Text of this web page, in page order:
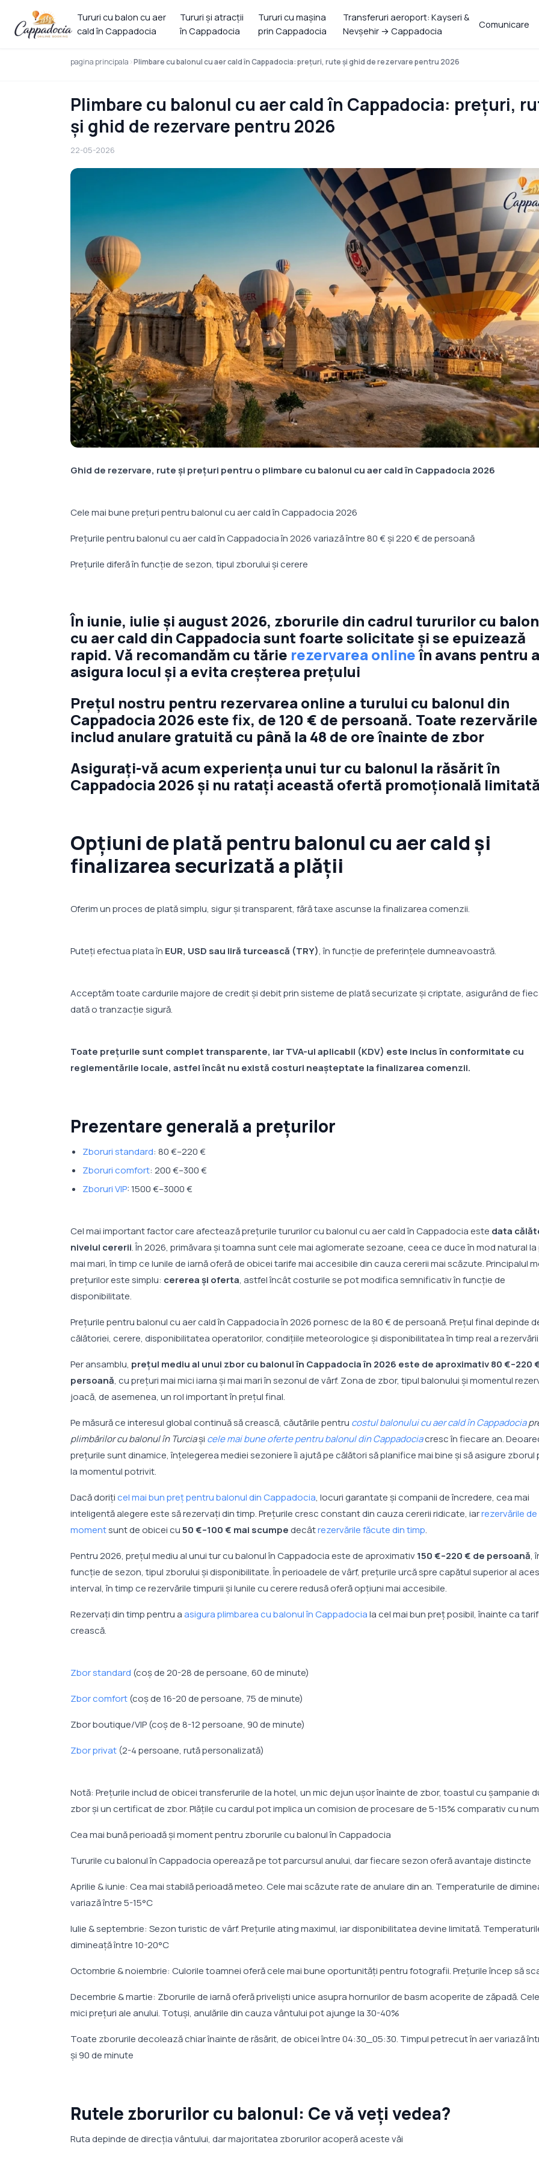
Tururi cu balon cu aer
cald în Cappadocia
Tururi și atracții
în Cappadocia
Tururi cu mașina
prin Cappadocia
Transferuri aeroport: Kayseri &
Nevşehir → Cappadocia
Comunicare
pagina principala Plimbare cu balonul cu aer cald în Cappadocia: prețuri, rute și ghid de rezervare pentru 2026
Plimbare cu balonul cu aer cald în Cappadocia: prețuri,
și ghid de rezervare pentru 2026
22-05-2026
Ghid de rezervare, rute și prețuri pentru o plimbare cu balonul cu aer cald în Cappadocia 2026
Cele mai bune prețuri pentru balonul cu aer cald în Cappadocia 2026
Prețurile pentru balonul cu aer cald în Cappadocia în 2026 variază între 80 € și 220 € de persoană
Prețurile diferă în funcție de sezon, tipul zborului și cerere
În iunie, iulie și august 2026, zborurile din cadrul tururilor cu
cu aer cald din Cappadocia sunt foarte solicitate și se epuizează
rapid. Vă recomandăm cu tărie rezervarea onlineîn avans pentru
asigura locul și a evita creșterea prețului
Prețul nostru pentru rezervarea online a turului cu balonul din
Cappadocia 2026 este fix, de 120 € de persoană. Toate rezervările
includ anulare gratuită cu până la 48 de ore înainte de zbor
Asigurați-vă acum experiența unui tur cu balonul la răsărit în
Cappadocia 2026 și nu ratați această ofertă promoțională
Opțiuni de plată pentru balonul cu aer cald și
finalizarea securizată a plății
Oferim un proces de plată simplu, sigur și transparent, fără taxe ascunse la finalizarea comenzii.
Puteți efectua plata în EUR, USD sau liră turcească (TRY), în funcție de preferințele dumneavoastră.
Acceptăm toate cardurile majore de credit și debit prin sisteme de plată securizate și criptate, asigurând de
dată o tranzacție sigură.
Toate prețurile sunt complet transparente, iar TVA-ul aplicabil (KDV) este inclus în conformitate cu
reglementările locale, astfel încât nu există costuri neașteptate la finalizarea comenzii.
Prezentare generală a prețurilor
Zboruri standard: 80 €–220 €
Zboruri comfort: 200 €–300 €
Zboruri VIP: 1500 €–3000 €
Cel mai important factor care afectează prețurile tururilor cu balonul cu aer cald în Cappadocia este data
nivelul cererii. În 2026, primăvara și toamna sunt cele mai aglomerate sezoane, ceea ce duce în mod natural
mai mari, în timp ce lunile de iarnă oferă de obicei tarife mai accesibile din cauza cererii mai scăzute. Principalul
prețurilor este simplu: cererea și oferta, astfel încât costurile se pot modifica semnificativ în funcție de
disponibilitate.
Prețurile pentru balonul cu aer cald în Cappadocia în 2026 pornesc de la 80 € de persoană. Prețul final depinde
călătoriei, cerere, disponibilitatea operatorilor, condițiile meteorologice și disponibilitatea în timp real a
Per ansamblu, prețul mediu al unui zbor cu balonul în Cappadocia în 2026 este de aproximativ 80 €–220
persoană, cu prețuri mai mici iarna și mai mari în sezonul de vârf. Zona de zbor, tipul balonului și momentul
joacă, de asemenea, un rol important în prețul final.
Pe măsură ce interesul global continuă să crească, căutările pentru costul balonului cu aer cald în Cappadocia
plimbărilor cu balonul în Turciași cele mai bune oferte pentru balonul din Cappadociacresc în fiecare an.
prețurile sunt dinamice, înțelegerea mediei sezoniere îi ajută pe călători să planifice mai bine și să asigure
la momentul potrivit.
Dacă dorițicel mai bun preț pentru balonul din Cappadocia, locuri garantate și companii de încredere, cea mai
inteligentă alegere este să rezervați din timp. Prețurile cresc constant din cauza cererii ridicate, iarrezervările
momentsunt de obicei cu50 €–100 € mai scumpedecâtrezervările făcute din timp.
Pentru 2026, prețul mediu al unui tur cu balonul în Cappadocia este de aproximativ150 €–220 € de persoană,
funcție de sezon, tipul zborului și disponibilitate. În perioadele de vârf, prețurile urcă spre capătul superior al
interval, în timp ce rezervările timpurii și lunile cu cerere redusă oferă opțiuni mai accesibile.
Rezervați din timp pentru aasigura plimbarea cu balonul în Cappadociala cel mai bun preț posibil, înainte ca
crească.
Zbor standard (coș de 20-28 de persoane, 60 de minute)
Zbor comfort(coș de 16-20 de persoane, 75 de minute)
Zbor boutique/VIP (coș de 8-12 persoane, 90 de minute)
Zbor privat (2-4 persoane, rută personalizată)
Notă: Prețurile includ de obicei transferurile de la hotel, un mic dejun ușor înainte de zbor, toastul cu șampanie
zbor și un certificat de zbor. Plățile cu cardul pot implica un comision de procesare de 5-15% comparativ cu
Cea mai bună perioadă și moment pentru zborurile cu balonul în Cappadocia
Tururile cu balonul în Cappadocia operează pe tot parcursul anului, dar fiecare sezon oferă avantaje distincte
Aprilie & iunie: Cea mai stabilă perioadă meteo. Cele mai scăzute rate de anulare din an. Temperaturile de
variază între 5-15°C
Iulie & septembrie: Sezon turistic de vârf. Prețurile ating maximul, iar disponibilitatea devine limitată.
dimineață între 10-20°C
Octombrie & noiembrie: Culorile toamnei oferă cele mai bune oportunități pentru fotografii. Prețurile încep să
Decembrie & martie: Zborurile de iarnă oferă priveliști unice asupra hornurilor de basm acoperite de zăpadă.
mici prețuri ale anului. Totuși, anulările din cauza vântului pot ajunge la 30-40%
Toate zborurile decolează chiar înainte de răsărit, de obicei între 04:30_05:30. Timpul petrecut în aer variază
și 90 de minute
Rutele zborurilor cu balonul: Ce vă veți vedea?
Ruta depinde de direcția vântului, dar majoritatea zborurilor acoperă aceste văi